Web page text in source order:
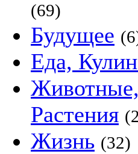
(69)
Будущее
Еда,
Животные,
Растения
Жизнь (32)